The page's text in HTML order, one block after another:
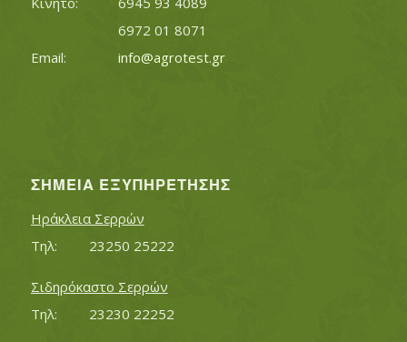
			6972 01 8071
info@agrotest.gr
ΣΗΜΕΊΑ ΕΞΥΠΗΡΈΤΗΣΗΣ
Ηράκλεια Σερρών
Τηλ:		23250 25222
Σιδηρόκαστο Σερρών
Τηλ:		23230 22252